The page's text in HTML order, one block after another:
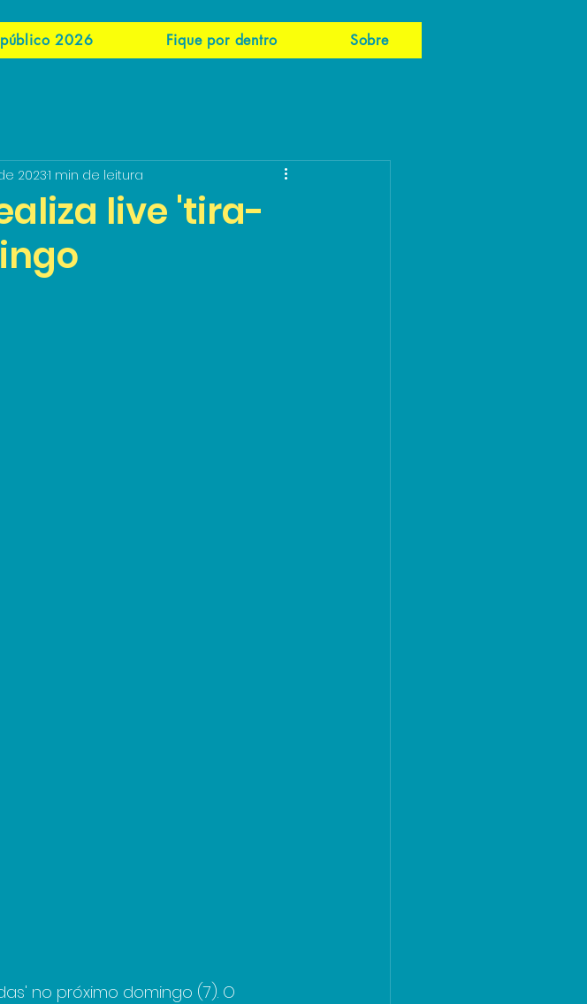
público 2026 Fique por dentro Sobre
live 'tira-
20231 min de leitura
no próximo domingo (7). O